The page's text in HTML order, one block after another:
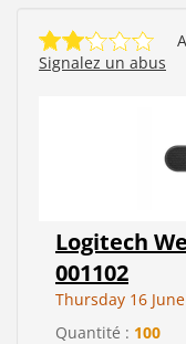
Signalez un abus
Logitech
001102
Thursday 16
Quantité : 100